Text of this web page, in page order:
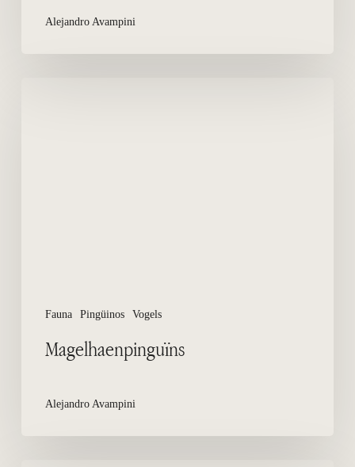
Alejandro Avampini
Fauna Pingüinos Vogels
Magelhaenpinguïns
Alejandro Avampini